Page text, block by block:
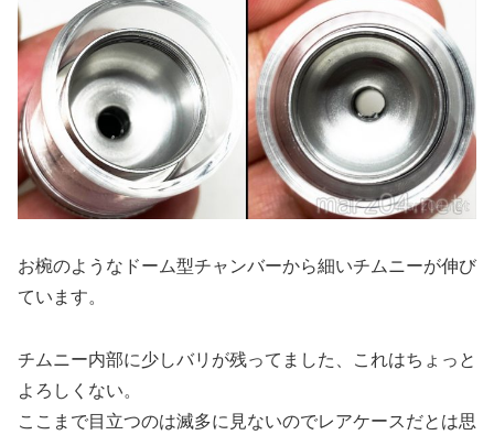
お椀のようなドーム型チャンバーから細いチムニーが伸び
ています。
チムニー内部に少しバリが残ってました、これはちょっと
よろしくない。
ここまで目立つのは滅多に見ないのでレアケースだとは思